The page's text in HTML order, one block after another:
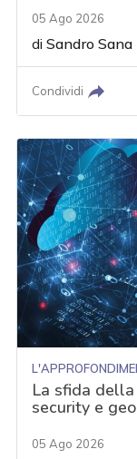
05 Ago 2026
diSandro Sana
Condividi
La sfida
security e
05 Ago 2026